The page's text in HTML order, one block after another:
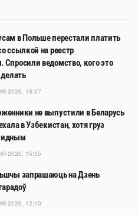
в Польше перестали платить
ссылкой на реестр
ведомство, кого это
2026, 18:37
не выпустили в Беларусь
в Узбекистан, хотя груз
2026, 15:35
запрашаюць на Дзень
2026, 12:10